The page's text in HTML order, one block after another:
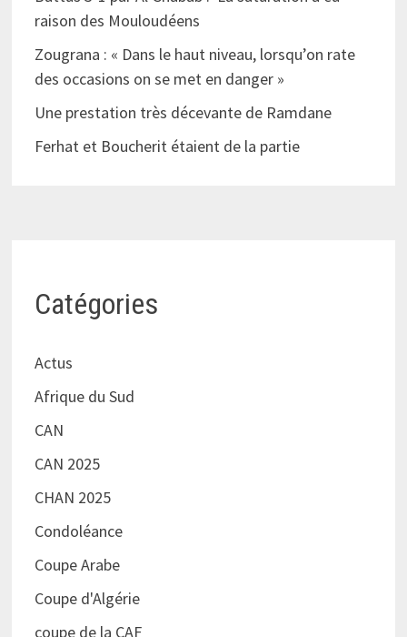
raison des Mouloudéens
Zougrana : « Dans le haut niveau, lorsqu’on rate
des occasions on se met en danger »
Une prestation très décevante de Ramdane
Ferhat et Boucherit étaient de la partie
Catégories
Actus
Afrique du Sud
CAN
CAN 2025
CHAN 2025
Condoléance
Coupe Arabe
Coupe d'Algérie
coupe de la CAF